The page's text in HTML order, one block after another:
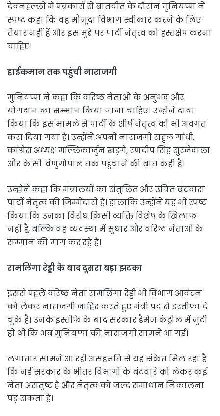
देवनहल्ली में पत्रकारों से बातचीत के दौरान मुनियप्पा ने
स्पष्ट कहा कि वह मौजूदा विभाग स्वीकार करने के लिए
तैयार नहीं हैं और इस मुद्दे पर पार्टी नेतृत्व को हस्तक्षेप करना
चाहिए।
हाईकमान तक पहुंची नाराजगी
मुनियप्पा ने कहा कि वरिष्ठ नेताओं के अनुभव और
योगदान का सम्मान किया जाना चाहिए। उन्होंने दावा
किया कि इस मामले से पार्टी के शीर्ष नेतृत्व को भी अवगत
करा दिया गया है। उन्होंने अपनी नाराजगी राहुल गांधी,
कांग्रेस अध्यक्ष मल्लिकार्जुन खड़गे, रणदीप सिंह सुरजेवाला
और के.सी. वेणुगोपाल तक पहुंचाने की बात कही है।
उन्होंने कहा कि मंत्रालयों का संतुलित और उचित बंटवारा
पार्टी नेतृत्व की जिम्मेदारी है। हालांकि उन्होंने यह भी स्पष्ट
किया कि उनका विरोध किसी व्यक्ति विशेष के खिलाफ
नहीं है, बल्कि वह व्यवस्था में सुधार और वरिष्ठ नेताओं के
सम्मान की मांग कर रहे हैं।
रामलिंगा रेड्डी के बाद दूसरा बड़ा झटका
इससे पहले वरिष्ठ नेता रामलिंगा रेड्डी भी विभाग आवंटन
को लेकर नाराजगी जाहिर करते हुए मंत्री पद से इस्तीफा दे
चुके हैं। उनके इस्तीफे के बाद सरकार डैमेज कंट्रोल में जुटी
ही थी कि अब मुनियप्पा की नाराजगी सामने आ गई।
लगातार सामने आ रही असहमति से यह संकेत मिल रहा है
कि नई सरकार के भीतर विभागों के बंटवारे को लेकर कई
नेता असंतुष्ट हैं और नेतृत्व को जल्द समाधान निकालना
पड़ सकता है।